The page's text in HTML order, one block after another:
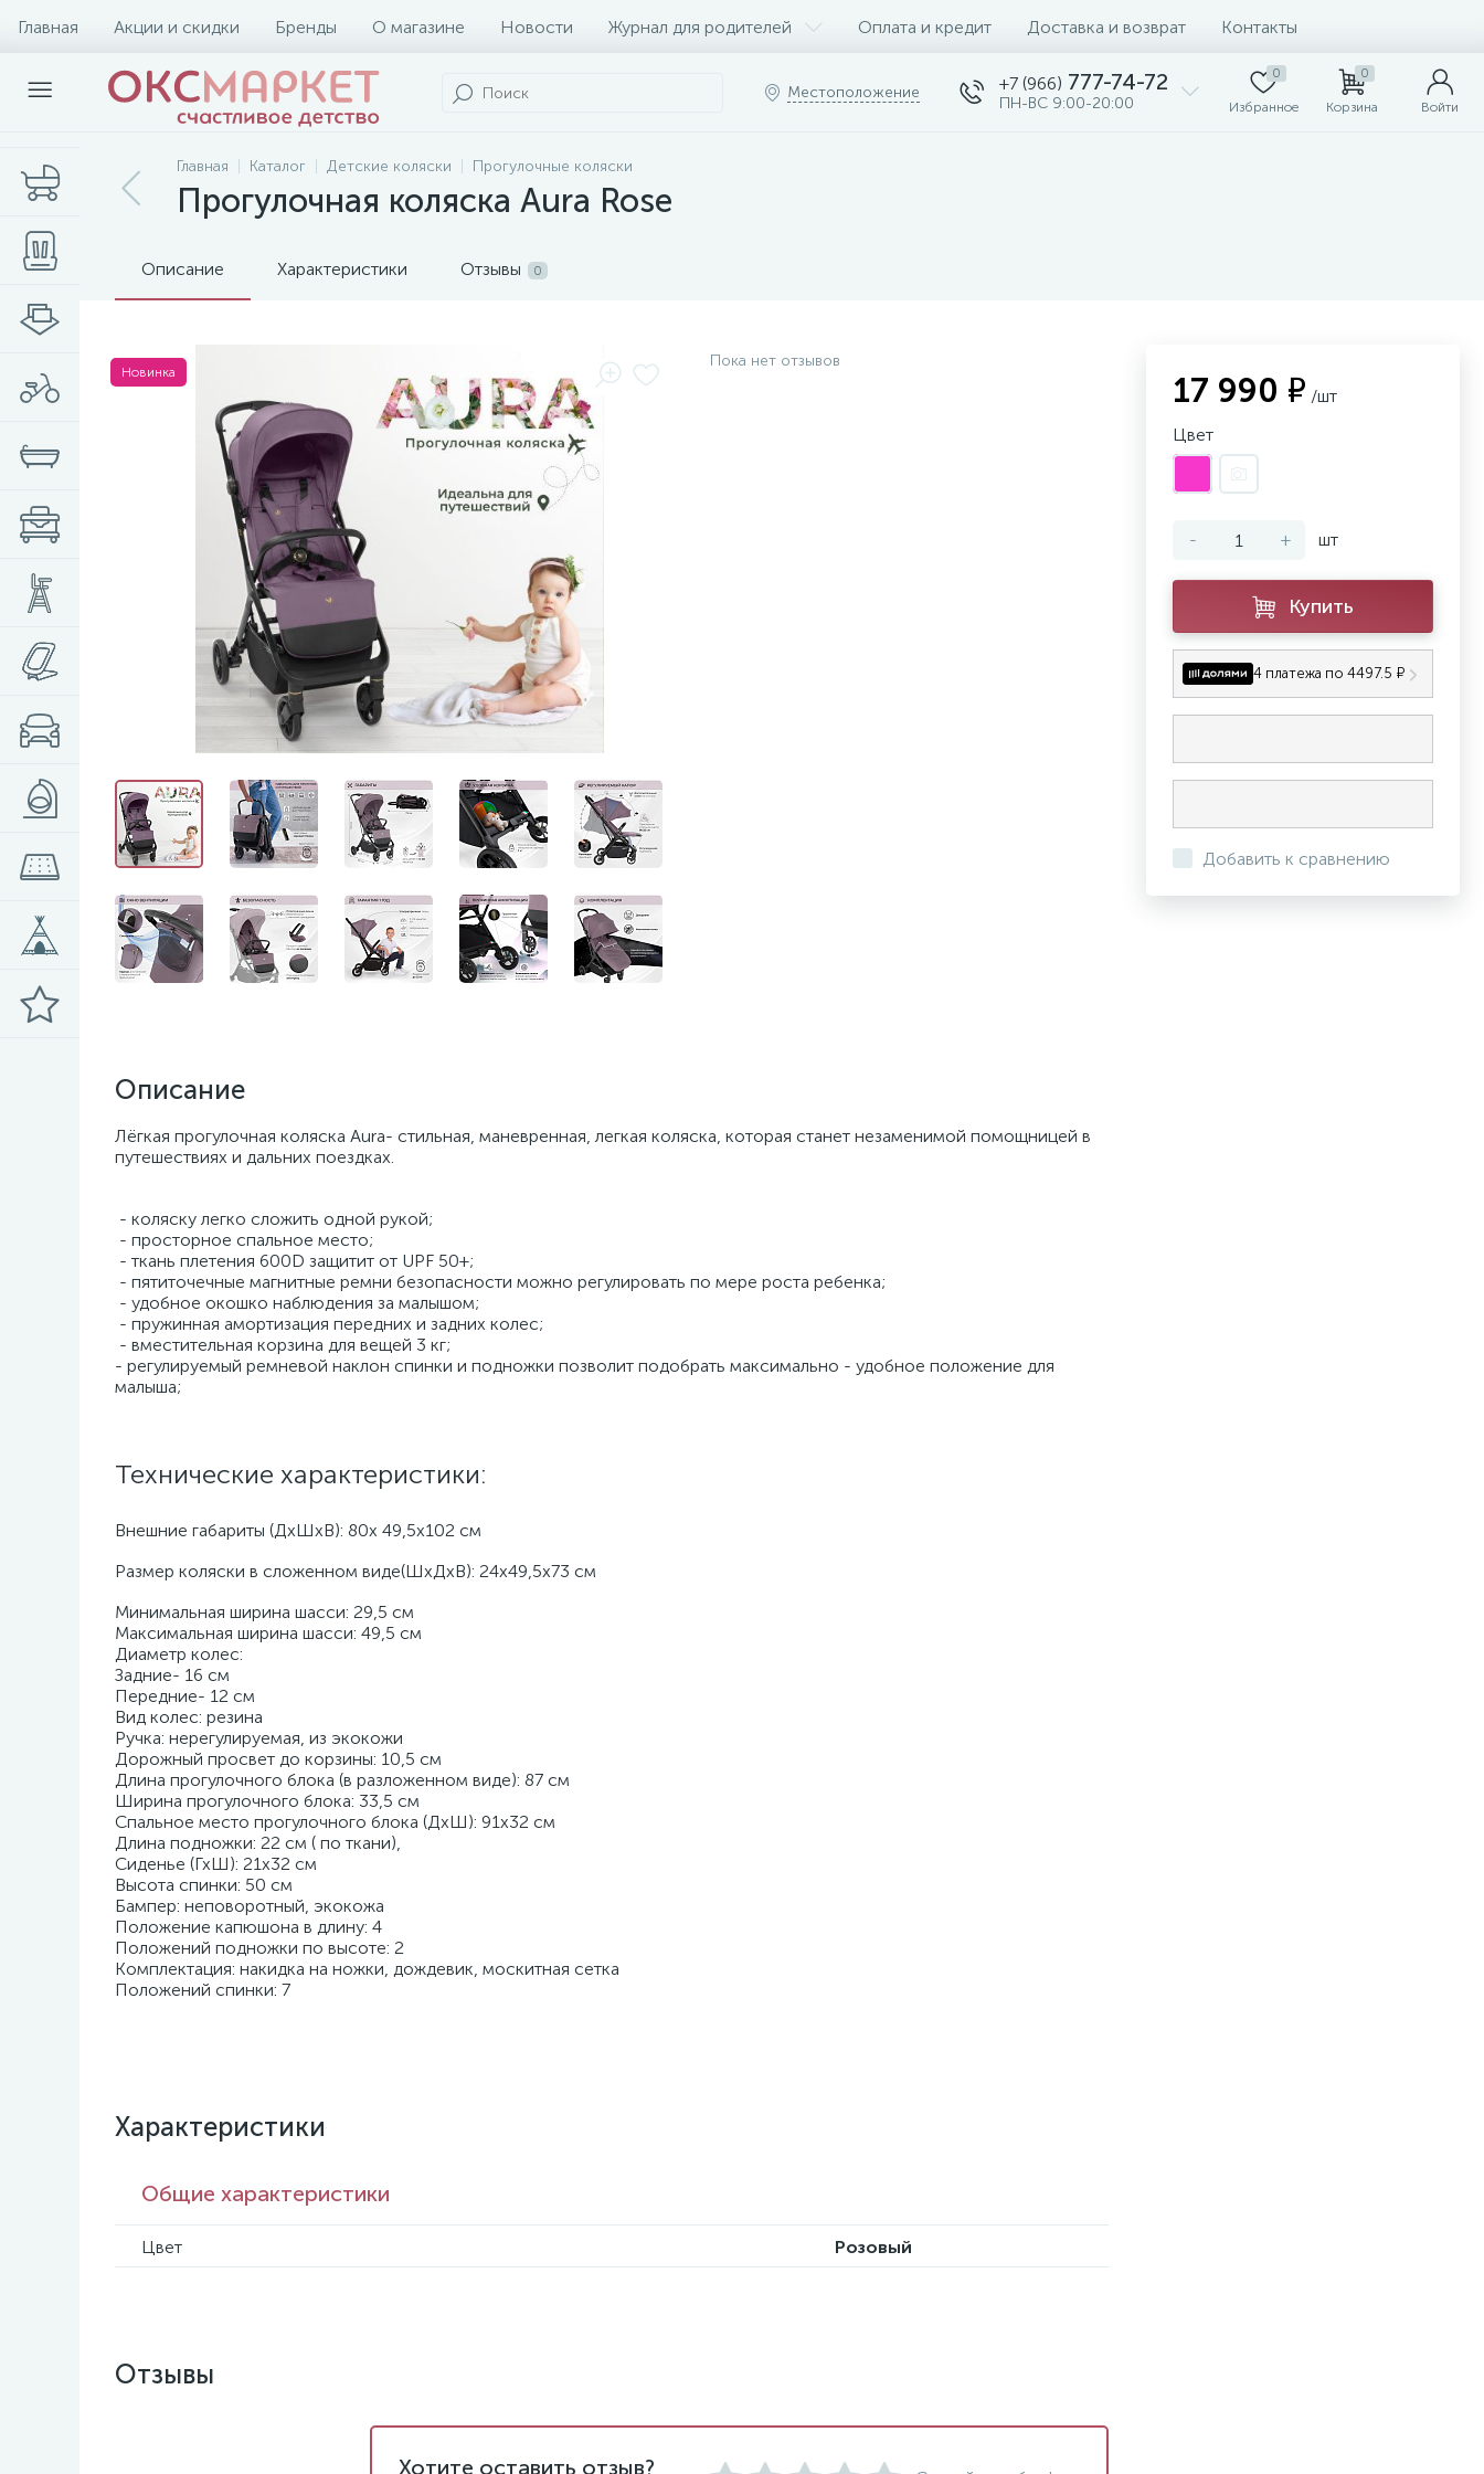
Главная Акции и скидки Бренды О магазине Новости Журнал для родителей Оплата и кредит Доставка и возврат Контакты
Местоположение +7 (966) 777-74-72
ПН-ВС 9:00-20:00
0
Избранное
0
Корзина Войти
Главная Каталог Детские коляски Прогулочные коляски
Прогулочная коляска Aura Rose
Описание Характеристики Отзывы 0
Новинка
Пока нет отзывов
Описание
Лёгкая прогулочная коляска Aura- стильная, маневренная, легкая коляска, которая станет незаменимой помощницей в
путешествиях и дальних поездках.
- коляску легко сложить одной рукой;
- просторное спальное место;
- ткань плетения 600D защитит от UPF 50+;
- пятиточечные магнитные ремни безопасности можно регулировать по мере роста ребенка;
- удобное окошко наблюдения за малышом;
- пружинная амортизация передних и задних колес;
- вместительная корзина для вещей 3 кг;
- регулируемый ремневой наклон спинки и подножки позволит подобрать максимально - удобное положение для
малыша;
Технические характеристики:
Внешние габариты (ДхШхВ): 80х 49,5х102 см
Размер коляски в сложенном виде(ШхДхВ): 24х49,5х73 см
Минимальная ширина шасси: 29,5 см
Максимальная ширина шасси: 49,5 см
Диаметр колес:
Задние- 16 см
Передние- 12 см
Вид колес: резина
Ручка: нерегулируемая, из экокожи
Дорожный просвет до корзины: 10,5 см
Длина прогулочного блока (в разложенном виде): 87 см
Ширина прогулочного блока: 33,5 см
Спальное место прогулочного блока (ДхШ): 91х32 см
Длина подножки: 22 см ( по ткани),
Сиденье (ГхШ): 21х32 см
Высота спинки: 50 см
Бампер: неповоротный, экокожа
Положение капюшона в длину: 4
Положений подножки по высоте: 2
Комплектация: накидка на ножки, дождевик, москитная сетка
Положений спинки: 7
Характеристики
Общие характеристики
Цвет Розовый
17 990 ₽ /шт
Цвет
- + шт
Купить
4 платежа по 4497.5 ₽
Добавить к сравнению
Отзывы
Хотите оставить отзыв?